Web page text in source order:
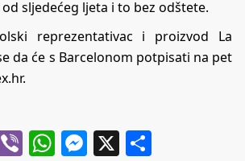
sljedećeg ljeta i to bez odštete.
reprezentativac i proizvod La
da će s Barcelonom potpisati na pet
.
ViberWhatsApp
Messenger
X